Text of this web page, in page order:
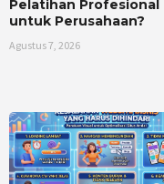
Pelatihan Profesional
untuk Perusahaan?
Agustus 7, 2026